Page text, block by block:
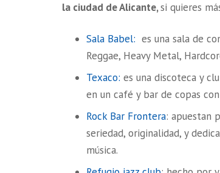
la ciudad de Alicante,si quieres
Sala Babel: es una sala de
Reggae, Heavy Metal,
Texaco: es una discoteca y
en un café y bar de copas
Rock Bar Frontera: apuestan
seriedad, originalidad, y
música.